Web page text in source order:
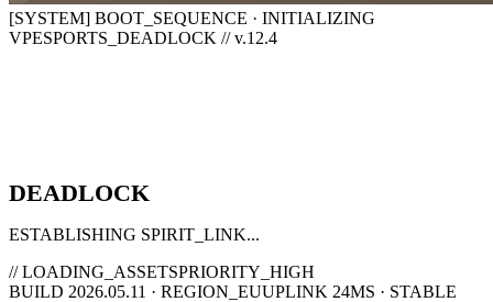
[SYSTEM] BOOT_SEQUENCE · INITIALIZING
VPESPORTS_DEADLOCK // v.12.4
DEADLOCK
ESTABLISHING SPIRIT_LINK
// LOADING_ASSETSPRIORITY_HIGH
BUILD 2026.05.11 · REGION_EUUPLINK 24MS · STABLE